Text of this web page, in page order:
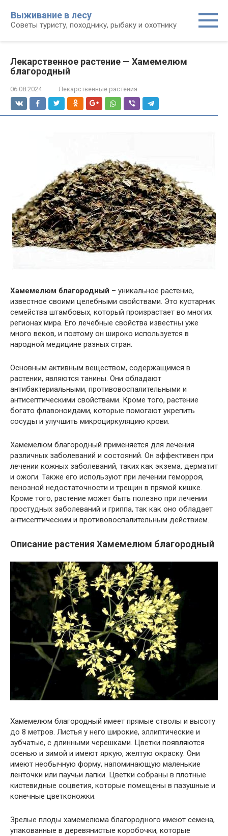
контенту
Выживание в лесу
Советы туристу, походнику, рыбаку и охотнику
Лекарственное растение — Хамемелюм
благородный
06.08.2024 Лекарственные растения
Хамемелюм благородный – уникальное растение,
известное своими целебными свойствами. Это кустарник
семейства штамбовых, который произрастает во многих
регионах мира. Его лечебные свойства известны уже
много веков, и поэтому он широко используется в
народной медицине разных стран.
Основным активным веществом, содержащимся в
растении, являются танины. Они обладают
антибактериальными, противовоспалительными и
антисептическими свойствами. Кроме того, растение
богато флавоноидами, которые помогают укрепить
сосуды и улучшить микроциркуляцию крови.
Хамемелюм благородный применяется для лечения
различных заболеваний и состояний. Он эффективен при
лечении кожных заболеваний, таких как экзема, дерматит
и ожоги. Также его используют при лечении геморроя,
венозной недостаточности и трещин в прямой кишке.
Кроме того, растение может быть полезно при лечении
простудных заболеваний и гриппа, так как оно обладает
антисептическим и противовоспалительным действием.
Описание растения Хамемелюм благородный
Хамемелюм благородный имеет прямые стволы и высоту
до 8 метров. Листья у него широкие, эллиптические и
зубчатые, с длинными черешками. Цветки появляются
осенью и зимой и имеют яркую, желтую окраску. Они
имеют необычную форму, напоминающую маленькие
ленточки или паучьи лапки. Цветки собраны в плотные
кистевидные соцветия, которые помещены в пазушные и
конечные цветконожки.
Зрелые плоды хамемелюма благородного имеют семена,
упакованные в деревянистые коробочки, которые